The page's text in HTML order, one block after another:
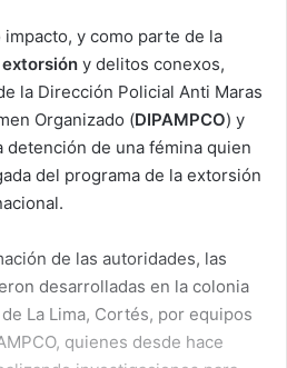
y como parte de la
extorsión y delitos conexos,
la Dirección Policial Anti Maras
Organizado (DIPAMPCO) y
detención de una fémina quien
del programa de la extorsión
de las autoridades, las
desarrolladas en la colonia
La Lima, Cortés, por equipos
quienes desde hace